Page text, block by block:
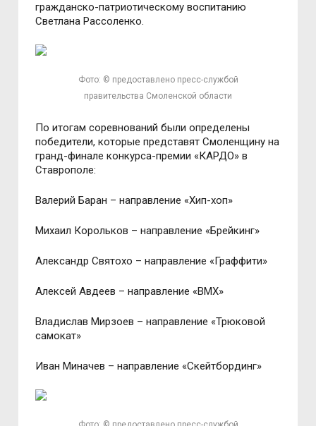
гражданско-патриотическому воспитанию
Светлана Рассоленко.
Фото: © предоставлено пресс-службой
правительства Смоленской области
По итогам соревнований были определены
победители, которые представят Смоленщину на
гранд-финале конкурса-премии «КАРДО» в
Ставрополе:
Валерий Баран – направление «Хип-хоп»
Михаил Корольков – направление «Брейкинг»
Александр Святохо – направление «Граффити»
Алексей Авдеев – направление «BMX»
Владислав Мирзоев – направление «Трюковой
самокат»
Иван Миначев – направление «Скейтбординг»